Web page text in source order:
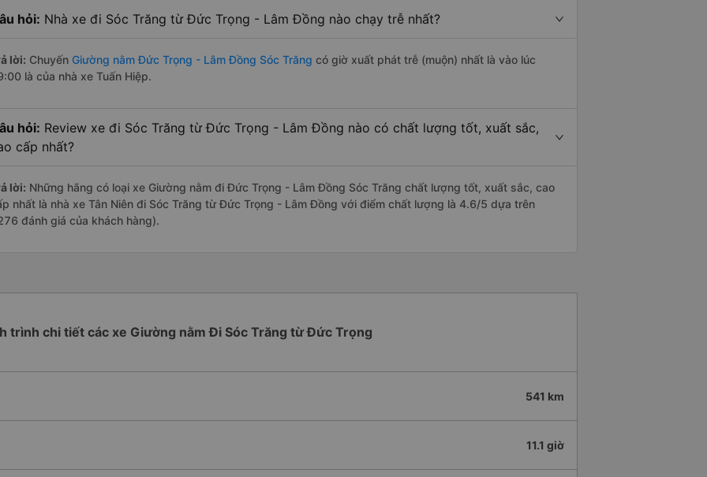
hỏi: Nhà xe đi Sóc Trăng từ Đức Trọng - Lâm Đồng nào chạy trễ nhất?
lời: Chuyến Giường nằm Đức Trọng - Lâm Đồng Sóc Trăng có giờ xuất phát trễ (muộn) nhất là vào lúc
là của nhà xe Tuấn Hiệp.
hỏi: Review xe đi Sóc Trăng từ Đức Trọng - Lâm Đồng nào có chất lượng tốt, xuất sắc,
cấp nhất?
lời: Những hãng có loại xe Giường nằm đi Đức Trọng - Lâm Đồng Sóc Trăng chất lượng tốt, xuất sắc, cao
nhất là nhà xe Tân Niên đi Sóc Trăng từ Đức Trọng - Lâm Đồng với điểm chất lượng là 4.6/5 dựa trên
đánh giá của khách hàng).
trình chi tiết các xe Giường nằm Đi Sóc Trăng từ Đức Trọng
541 km
11.1 giờ